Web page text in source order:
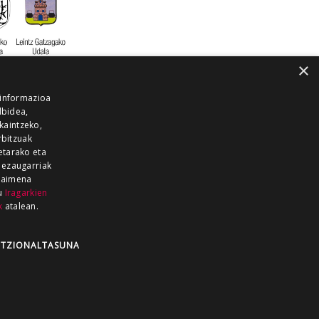
GUKA
GUKA ZUMAIA GUKA
×
eta
Iragarkien
atalean.